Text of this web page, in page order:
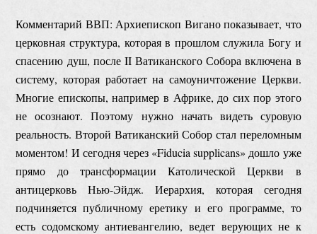
Комментарий ВВП: Архиепископ Вигано показывает, что
церковная структура, которая в прошлом служила Богу и
спасению душ, после II Ватиканского Собора включена в
систему, которая работает на самоуничтожение Церкви.
Многие епископы, например в Африке, до сих пор этого
не осознают. Поэтому нужно начать видеть суровую
реальность. Второй Ватиканский Собор стал переломным
моментом! И сегодня через «Fiducia supplicans» дошло уже
прямо до трансформации Католической Церкви в
антицерковь Нью-Эйдж. Иерархия, которая сегодня
подчиняется публичному еретику и его программе, то
есть содомскому антиевангелию, ведет верующих не к